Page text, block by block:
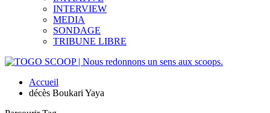
INTERVIEW
MEDIA
SONDAGE
TRIBUNE LIBRE
Accueil
décès Boukari Yaya